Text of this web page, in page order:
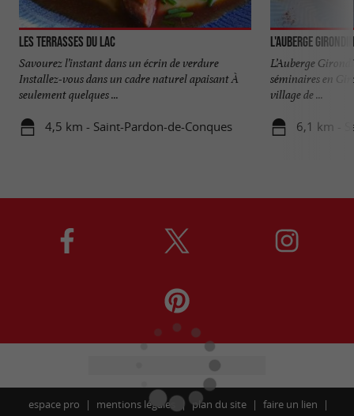
Les Terrasses du Lac
Savourez l’instant dans un écrin de verdure
Installez-vous dans un cadre naturel apaisant À
seulement quelques ...
4,5 km - Saint-Pardon-de-Conques
L'Auberge
L’Auberge
séminaires en
village de ...
6,1 km -
espace pro mentions légales plan du site faire un lien